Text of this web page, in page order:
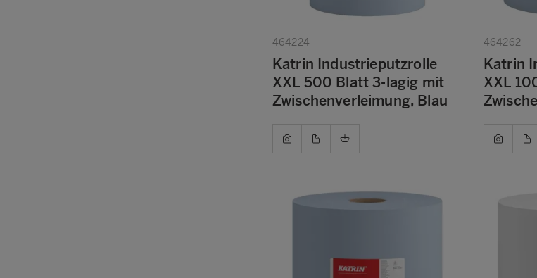
464224
Katrin Industrieputzrolle
XXL 500 Blatt 3-lagig mit
Zwischenverleimung, Blau
464262
Katrin
XXL